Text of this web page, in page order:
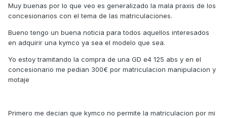
Muy buenas por lo que veo es generalizado la mala praxis de los
concesionarios con el tema de las matriculaciones.
Bueno tengo un buena noticia para todos aquellos interesados
en adquirir una kymco ya sea el modelo que sea.
Yo estoy tramitando la compra de una GD e4 125 abs y en el
concesionario me pedian 300€ por matriculacion manipulacion y
motaje
Primero me decian que kymco no permite la matriculacion por mi